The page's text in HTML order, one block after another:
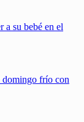
a su bebé en el
domingo frío con